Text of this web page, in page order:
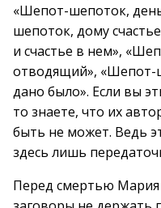
«Шепот-шепоток,
шепоток, дому
и счастье в нем»,
отводящий», «Шепот-
дано было». Если вы
то знаете, что их
быть не может. Ведь
здесь лишь
Перед смертью